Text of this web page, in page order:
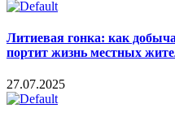
Литиевая гонка: как
портит жизнь местных
27.07.2025